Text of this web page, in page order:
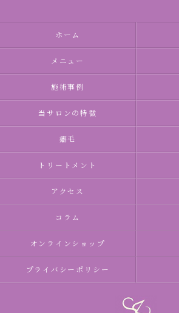
ホーム
メニュー
施術事例
当サロンの特徴
癖毛
トリートメント
アクセス
コラム
オンラインショップ
プライバシーポリシー